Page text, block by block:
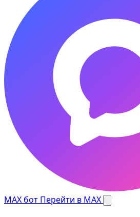
MAX бот Перейти в MAX